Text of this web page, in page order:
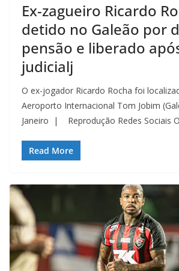
Ex-zagueiro Ricardo
detido no Galeão por
pensão e liberado
judicialj
O ex-jogador Ricardo Rocha foi
Aeroporto Internacional Tom Jobim
Janeiro | Reprodução Redes Sociais O
Read More